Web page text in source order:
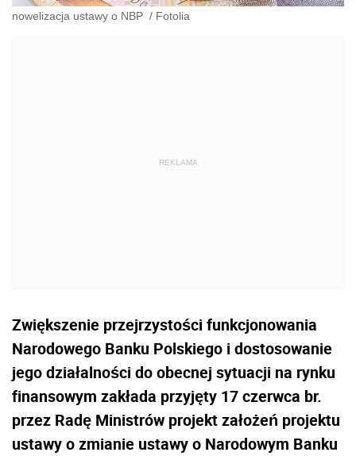
nowelizacja ustawy o NBP / Fotolia
Zwiększenie przejrzystości funkcjonowania
Narodowego Banku Polskiego i dostosowanie
jego działalności do obecnej sytuacji na rynku
finansowym zakłada przyjęty 17 czerwca br.
przez Radę Ministrów projekt założeń projektu
ustawy o zmianie ustawy o Narodowym Banku